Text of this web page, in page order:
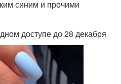
синим и прочими
доступе до 28 декабря